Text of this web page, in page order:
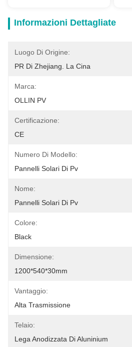
Informazioni Dettagliate
Luogo Di Origine:
PR Di Zhejiang. La Cina
Marca:
OLLIN PV
Certificazione:
CE
Numero Di Modello:
Pannelli Solari Di Pv
Nome:
Pannelli Solari Di Pv
Colore:
Black
Dimensione:
1200*540*30mm
Vantaggio:
Alta Trasmissione
Telaio:
Lega Anodizzata Di Aluninium